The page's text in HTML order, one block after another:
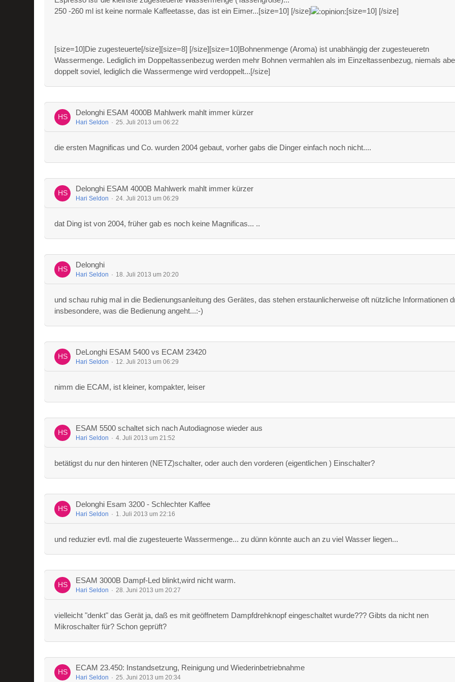
250 -260 ml ist keine normale Kaffeetasse, das ist ein Eimer...[size=10] [/size]
[size=10] [/size]
[size=10]Die zugesteuerte[/size][size=8] [/size][size=10]Bohnenmenge (Aroma) ist unabhängig der zugesteueretn
Wassermenge. Lediglich im Doppeltassenbezug werden mehr Bohnen vermahlen als im Einzeltassenbezug, niemals
doppelt soviel, lediglich die Wassermenge wird verdoppelt...[/size]
Delonghi ESAM 4000B Mahlwerk mahlt immer kürzer
Hari Seldon 25. Juli 2013 um 06:22
die ersten Magnificas und Co. wurden 2004 gebaut, vorher gabs die Dinger einfach noch nicht....
Delonghi ESAM 4000B Mahlwerk mahlt immer kürzer
Hari Seldon 24. Juli 2013 um 06:29
dat Ding ist von 2004, früher gab es noch keine Magnificas... ..
Delonghi
Hari Seldon 18. Juli 2013 um 20:20
und schau ruhig mal in die Bedienungsanleitung des Gerätes, das stehen erstaunlicherweise oft nützliche Informationen
insbesondere, was die Bedienung angeht...:-)
DeLonghi ESAM 5400 vs ECAM 23420
Hari Seldon 12. Juli 2013 um 06:29
nimm die ECAM, ist kleiner, kompakter, leiser
ESAM 5500 schaltet sich nach Autodiagnose wieder aus
Hari Seldon 4. Juli 2013 um 21:52
betätigst du nur den hinteren (NETZ)schalter, oder auch den vorderen (eigentlichen ) Einschalter?
Delonghi Esam 3200 - Schlechter Kaffee
Hari Seldon 1. Juli 2013 um 22:16
und reduzier evtl. mal die zugesteuerte Wassermenge... zu dünn könnte auch an zu viel Wasser liegen...
ESAM 3000B Dampf-Led blinkt,wird nicht warm.
Hari Seldon 28. Juni 2013 um 20:27
vielleicht "denkt" das Gerät ja, daß es mit geöffnetem Dampfdrehknopf eingeschaltet wurde??? Gibts da nicht nen
Mikroschalter für? Schon geprüft?
ECAM 23.450: Instandsetzung, Reinigung und Wiederinbetriebnahme
Hari Seldon 25. Juni 2013 um 20:34